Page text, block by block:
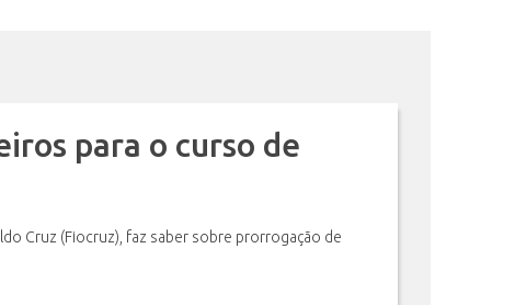
para o curso de
Cruz (Fiocruz), faz saber sobre prorrogação de